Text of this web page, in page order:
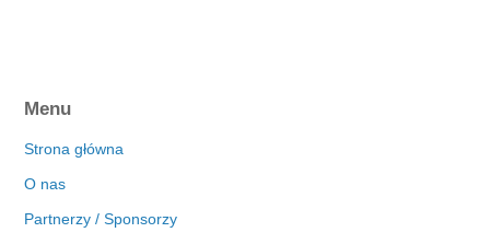
Menu
Strona główna
O nas
Partnerzy / Sponsorzy